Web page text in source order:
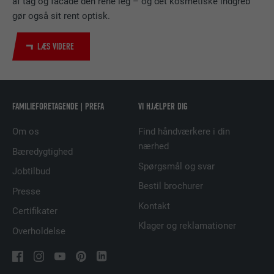
gør også sit rent optisk.
LÆS VIDERE
FAMILIEFORETAGENDE | PREFA
Om os
Bæredygtighed
Jobtilbud
Presse
Certifikater
Overholdelse
VI HJÆLPER DIG
Find håndværkere i din
nærhed
Spørgsmål og svar
Bestil brochurer
Kontakt
Klager og reklamationer
NAVN bscookie
UDBYDER LinkedIn
FORLØB 2 år
NAVN
FORLØB
FORMÅL
flere websteder for at præsentere relevante